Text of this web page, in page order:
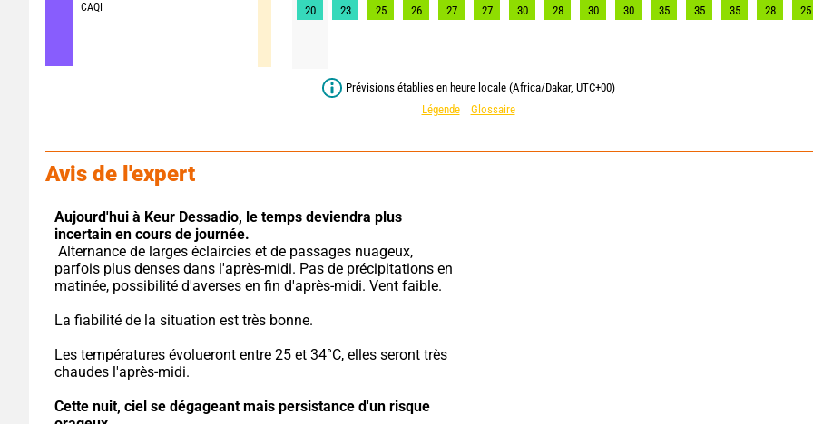
CAQI
20
23 25 26 27 27 30 28 30 30 35 35 35 28 25
Prévisions établies en heure locale (Africa/Dakar, UTC+00)
Légende
Glossaire
Avis de l'expert
Aujourd'hui à Keur Dessadio, le temps deviendra plus
incertain en cours de journée.
parfois plus denses dans l'après-midi. Pas de précipitations en
matinée, possibilité d'averses en fin d'après-midi. Vent faible.
La fiabilité de la situation est très bonne.
Les températures évolueront entre 25 et 34°C, elles seront très
chaudes l'après-midi.
Cette nuit, ciel se dégageant mais persistance d'un risque